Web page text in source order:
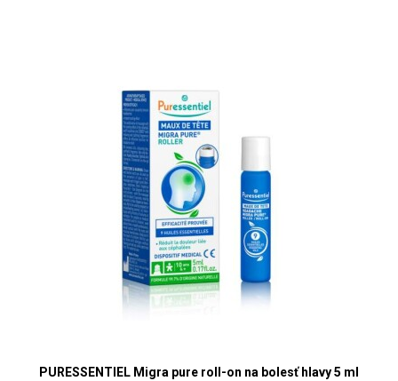
PURESSENTIEL Migra pure roll-on na bolesť hlavy 5 ml